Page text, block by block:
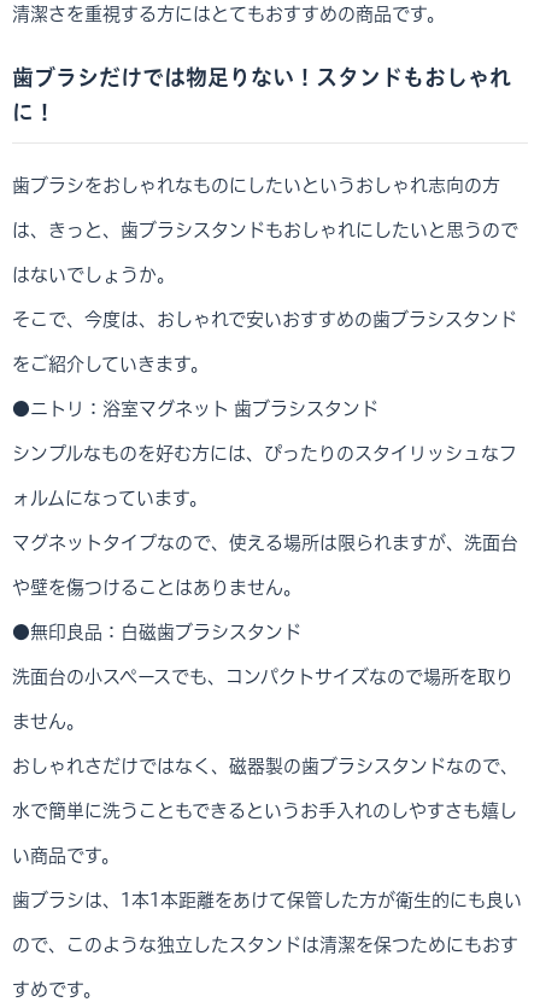
清潔さを重視する方にはとてもおすすめの商品です。
歯ブラシだけでは物足りない！スタンドもおしゃれ
に！
歯ブラシをおしゃれなものにしたいというおしゃれ志向の方
は、きっと、歯ブラシスタンドもおしゃれにしたいと思うので
はないでしょうか。
そこで、今度は、おしゃれで安いおすすめの歯ブラシスタンド
をご紹介していきます。
●ニトリ：浴室マグネット 歯ブラシスタンド
シンプルなものを好む方には、ぴったりのスタイリッシュなフ
ォルムになっています。
マグネットタイプなので、使える場所は限られますが、洗面台
や壁を傷つけることはありません。
●無印良品：白磁歯ブラシスタンド
洗面台の小スペースでも、コンパクトサイズなので場所を取り
ません。
おしゃれさだけではなく、磁器製の歯ブラシスタンドなので、
水で簡単に洗うこともできるというお手入れのしやすさも嬉し
い商品です。
歯ブラシは、1本1本距離をあけて保管した方が衛生的にも良い
ので、このような独立したスタンドは清潔を保つためにもおす
すめです。